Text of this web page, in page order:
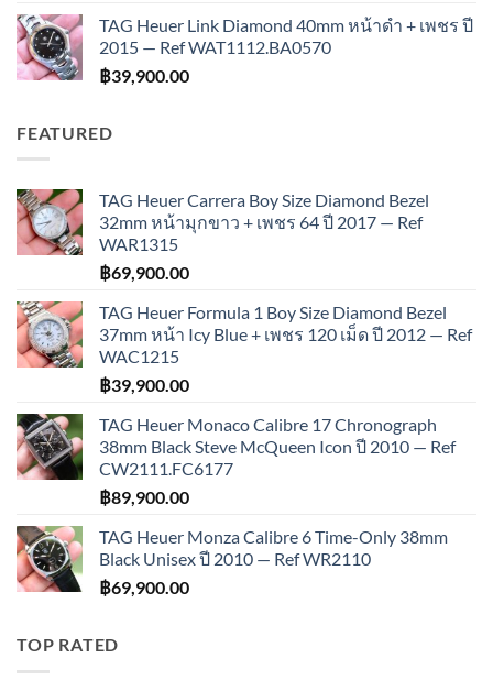
TAG Heuer Link Diamond 40mm หน้าดำ + เพชร ปี
2015 — Ref WAT1112.BA0570
฿39,900.00
FEATURED
TAG Heuer Carrera Boy Size Diamond Bezel
32mm หน้ามุกขาว + เพชร 64 ปี 2017 — Ref
WAR1315
฿69,900.00
TAG Heuer Formula 1 Boy Size Diamond Bezel
37mm หน้า Icy Blue + เพชร 120 เม็ด ปี 2012 — Ref
WAC1215
฿39,900.00
TAG Heuer Monaco Calibre 17 Chronograph
38mm Black Steve McQueen Icon ปี 2010 — Ref
CW2111.FC6177
฿89,900.00
TAG Heuer Monza Calibre 6 Time-Only 38mm
Black Unisex ปี 2010 — Ref WR2110
฿69,900.00
TOP RATED